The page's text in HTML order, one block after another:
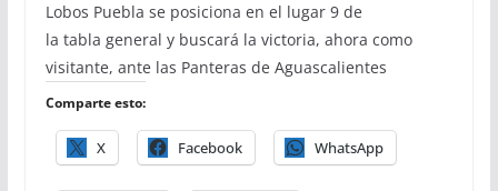
Lobos Puebla se posiciona en el lugar 9 de
la tabla general y buscará la victoria, ahora como
visitante, ante las Panteras de Aguascalientes
Comparte esto:
X Facebook WhatsApp